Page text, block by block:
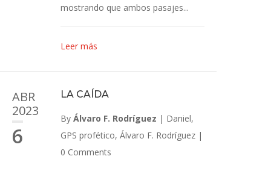
mostrando que ambos pasajes...
Leer más
ABR
2023
6
LA CAÍDA
By Álvaro F. Rodríguez | Daniel,
GPS profético, Álvaro F. Rodríguez |
0 Comments